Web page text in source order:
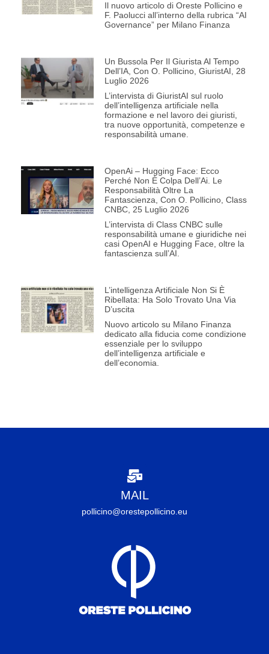
Il nuovo articolo di Oreste Pollicino e
F. Paolucci all’interno della rubrica “AI
Governance” per Milano Finanza
Un Bussola Per Il Giurista Al Tempo
Dell’IA, Con O. Pollicino, GiuristAI, 28
Luglio 2026
L’intervista di GiuristAI sul ruolo
dell’intelligenza artificiale nella
formazione e nel lavoro dei giuristi,
tra nuove opportunità, competenze e
responsabilità umane.
OpenAi – Hugging Face: Ecco
Perché Non È Colpa Dell’Ai. Le
Responsabilità Oltre La
Fantascienza, Con O. Pollicino, Class
CNBC, 25 Luglio 2026
L’intervista di Class CNBC sulle
responsabilità umane e giuridiche nei
casi OpenAI e Hugging Face, oltre la
fantascienza sull’AI.
L’intelligenza Artificiale Non Si È
Ribellata: Ha Solo Trovato Una Via
D’uscita
Nuovo articolo su Milano Finanza
dedicato alla fiducia come condizione
essenziale per lo sviluppo
dell’intelligenza artificiale e
dell’economia.
MAIL
pollicino@orestepollicino.eu